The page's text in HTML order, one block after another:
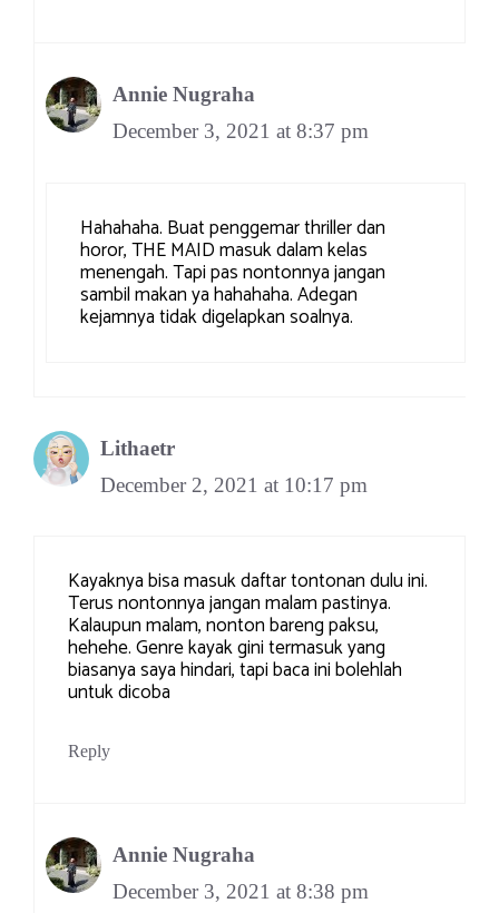
Annie Nugraha
December 3, 2021 at 8:37 pm
Hahahaha. Buat penggemar thriller dan
horor, THE MAID masuk dalam kelas
menengah. Tapi pas nontonnya jangan
sambil makan ya hahahaha. Adegan
kejamnya tidak digelapkan soalnya.
Lithaetr
December 2, 2021 at 10:17 pm
Kayaknya bisa masuk daftar tontonan dulu ini.
Terus nontonnya jangan malam pastinya.
Kalaupun malam, nonton bareng paksu,
hehehe. Genre kayak gini termasuk yang
biasanya saya hindari, tapi baca ini bolehlah
untuk dicoba
Reply
Annie Nugraha
December 3, 2021 at 8:38 pm